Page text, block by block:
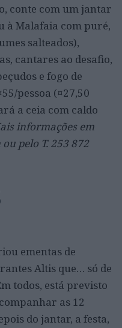
conte com um jantar
à Malafaia com puré,
salteados),
cantares ao desafio,
e fogo de
pessoa (¤27,50
a ceia com caldo
informações em
pelo T. 253 872
ementas de
Altis que… só de
todos, está previsto
as 12
do jantar, a festa,